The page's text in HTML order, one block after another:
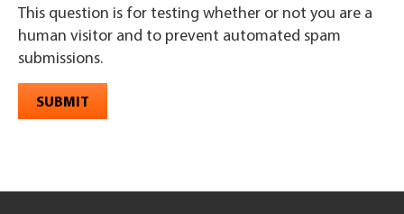
This question is for testing whether or not you are a
human visitor and to prevent automated spam
submissions.
SUBMIT